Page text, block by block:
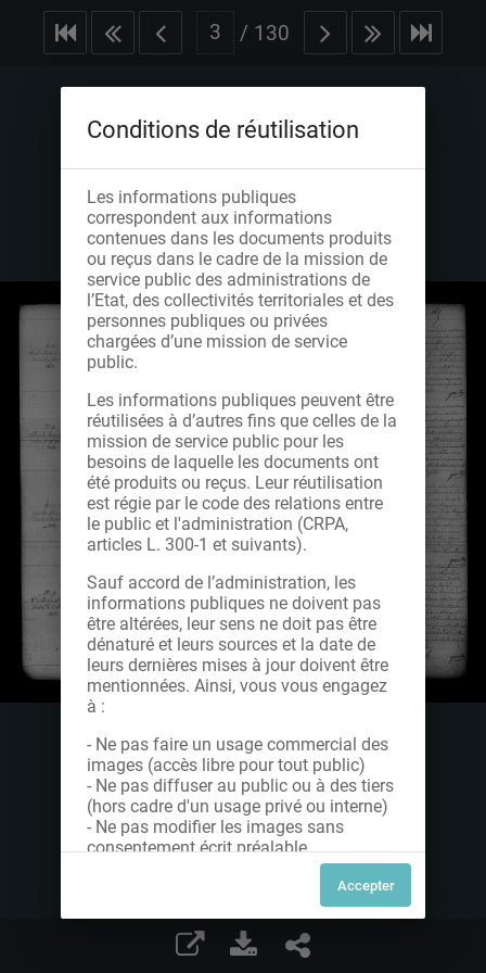
/ 130
Conditions de réutilisation
Les informations publiques
correspondent aux informations
contenues dans les documents produits
ou reçus dans le cadre de la mission de
service public des administrations de
l’Etat, des collectivités territoriales et des
personnes publiques ou privées
chargées d’une mission de service
public.
Les informations publiques peuvent être
réutilisées à d’autres fins que celles de la
mission de service public pour les
besoins de laquelle les documents ont
été produits ou reçus. Leur réutilisation
est régie par le code des relations entre
le public et l'administration (CRPA,
articles L. 300-1 et suivants).
Sauf accord de l’administration, les
informations publiques ne doivent pas
être altérées, leur sens ne doit pas être
dénaturé et leurs sources et la date de
leurs dernières mises à jour doivent être
mentionnées. Ainsi, vous vous engagez
à :
- Ne pas faire un usage commercial des
images (accès libre pour tout public)
- Ne pas diffuser au public ou à des tiers
(hors cadre d'un usage privé ou interne)
- Ne pas modifier les images sans
consentement écrit préalable
Dans le cas contraire, nous vous invitons
à nous contacter afin de solliciter le type
de Licence souhaitée parmi celles
proposées et le cas échéant, acquitter